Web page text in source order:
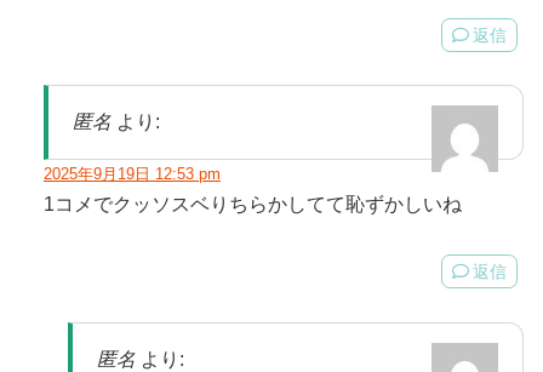
返信
匿名 より:
2025年9月19日 12:53 pm
1コメでクッソスベりちらかしてて恥ずかしいね
返信
匿名 より: